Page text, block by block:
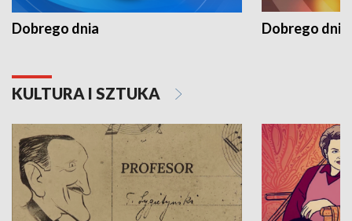
Dobrego dnia Dobrego dnia
KULTURA I SZTUKA